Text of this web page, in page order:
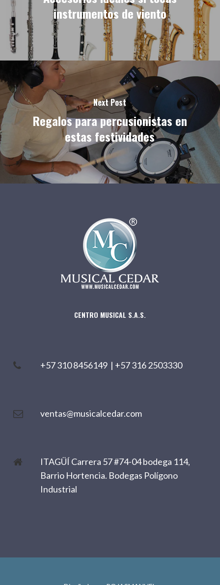
instrumentos de viento
Next Post
Regalos para percusionistas en
estas festividades
CENTRO MUSICAL S.A.S.
+57 310 8456149 | +57 316 2503330
ventas@musicalcedar.com
ITAGÜÍ Carrera 57 #74-04 bodega 114,
Barrio Hortencia. Bodegas Polígono
Industrial